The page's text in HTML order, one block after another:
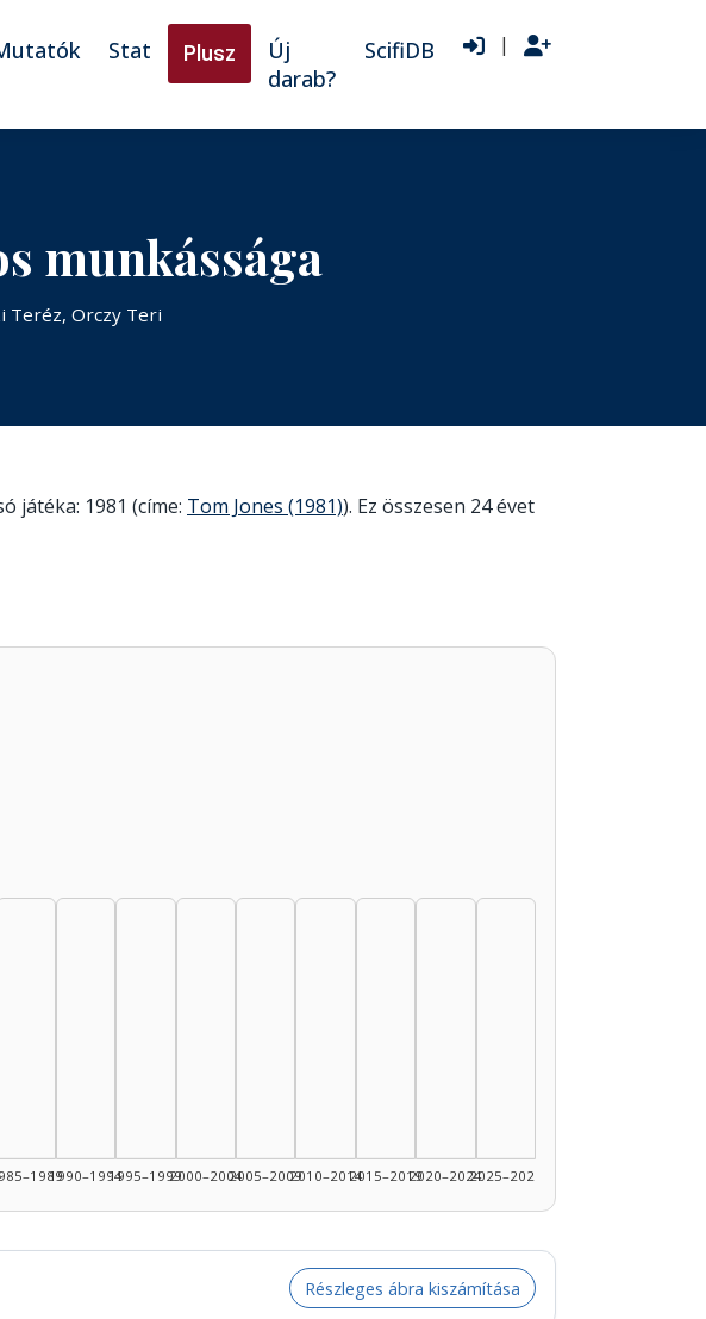
Stat Plusz
Új
darab?
ScifiDB |
munkássága
Teréz, Orczy Teri
játéka: 1981 (címe: Tom Jones (1981)). Ez összesen 24 évet
1980–1984: 1
1990–19941995–19992000–20042005–20092010–20142015–20192020–20242025–2026
Részleges ábra kiszámítása